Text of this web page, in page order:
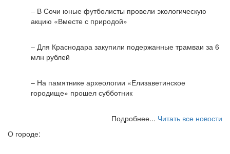
– В Сочи юные футболисты провели экологическую
акцию «Вместе с природой»
– Для Краснодара закупили подержанные трамваи за 6
млн рублей
– На памятнике археологии «Елизаветинское
городище» прошел субботник
Подробнее... Читать все новости
О городе: